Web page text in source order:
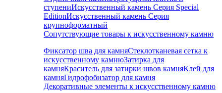
ступениИскусственный камень Серия Special
EditionИскусственный камень Серия
крупноформатный
Сопутствующие товары к искусственному камню
Фиксатор шва для камняСтеклотканевая сетка к
искусственному камнюЗатирка для
камняКраситель для затирки швов камняКлей для
камняГидрофобизатор для камня
Декоративные элементы к искусственному камню